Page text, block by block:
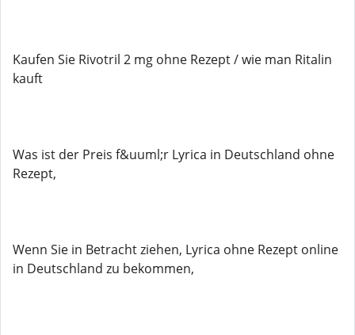
Kaufen Sie Rivotril 2 mg ohne Rezept / wie man Ritalin
kauft
Was ist der Preis f&uuml;r Lyrica in Deutschland ohne
Rezept,
Wenn Sie in Betracht ziehen, Lyrica ohne Rezept online
in Deutschland zu bekommen,